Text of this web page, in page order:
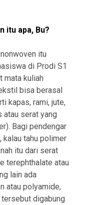
itu apa, Bu?
itu
di Prodi S1
mata kuliah
bisa berasal
kapas, rami, jute,
atau serat yang
Bagi pendengar
kalau tahu polimer
itu dari serat
terephthalate atau
lain ada
atau polyamide,
digabung